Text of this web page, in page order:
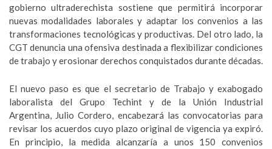
gobierno ultraderechista sostiene que permitirá incorporar
nuevas modalidades laborales y adaptar los convenios a las
transformaciones tecnológicas y productivas. Del otro lado, la
CGT denuncia una ofensiva destinada a flexibilizar condiciones
de trabajo y erosionar derechos conquistados durante décadas.
El nuevo paso es que el secretario de Trabajo y exabogado
laboralista del Grupo Techint y de la Unión Industrial
Argentina, Julio Cordero, encabezará las convocatorias para
revisar los acuerdos cuyo plazo original de vigencia ya expiró.
En principio, la medida alcanzaría a unos 150 convenios